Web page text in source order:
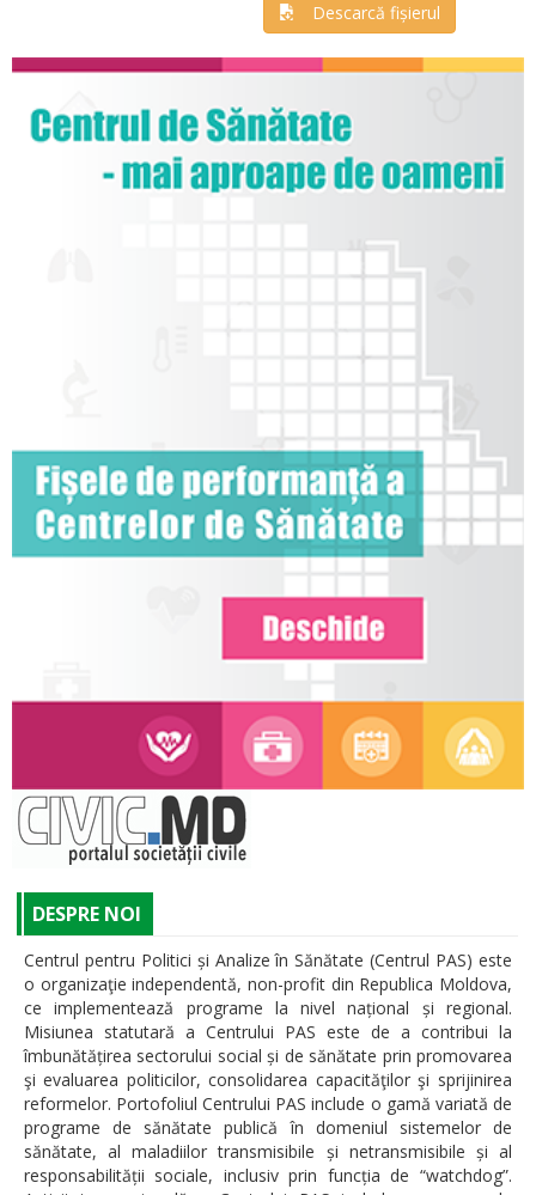
Descarcă fișierul
DESPRE NOI
Centrul pentru Politici și Analize în Sănătate (Centrul PAS) este
o organizaţie independentă, non-profit din Republica Moldova,
ce implementează programe la nivel național și regional.
Misiunea statutară a Centrului PAS este de a contribui la
îmbunătățirea sectorului social și de sănătate prin promovarea
şi evaluarea politicilor, consolidarea capacităţilor şi sprijinirea
reformelor. Portofoliul Centrului PAS include o gamă variată de
programe de sănătate publică în domeniul sistemelor de
sănătate, al maladiilor transmisibile și netransmisibile și al
responsabilității sociale, inclusiv prin funcția de “watchdog”.